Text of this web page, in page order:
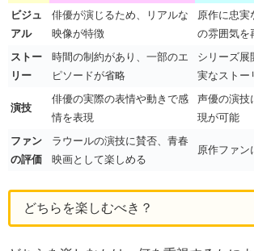
ビジュ
アル
俳優が演じるため、リアルな
映像が特徴
原作に忠実
の雰囲気を
ストー
リー
時間の制約があり、一部のエ
ピソードが省略
シリーズ展
実なストー
演技
俳優の実際の表情や動きで感
情を表現
声優の演技
現が可能
ファン
の評価
ラウールの演技に賛否、青春
映画として楽しめる
原作ファン
どちらを楽しむべき？